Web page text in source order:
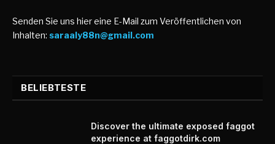
Senden Sie uns hier eine E-Mail zum Veröffentlichen von
Inhalten: saraaly88n@gmail.com
BELIEBTESTE
Discover the ultimate exposed faggot
experience at faggotdirk.com